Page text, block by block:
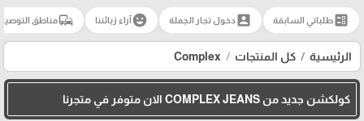
ballotطلباتي السابقة account_box دخول تجار الجملة emoji_emotionsآراء زبائننا commuteمناطق
الرئيسية كل المنتجات Complex
كولكشن جديد من COMPLEX JEANS الان متوفر في متجرنا